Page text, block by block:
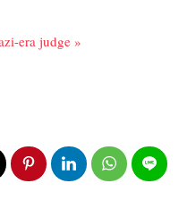
era judge »